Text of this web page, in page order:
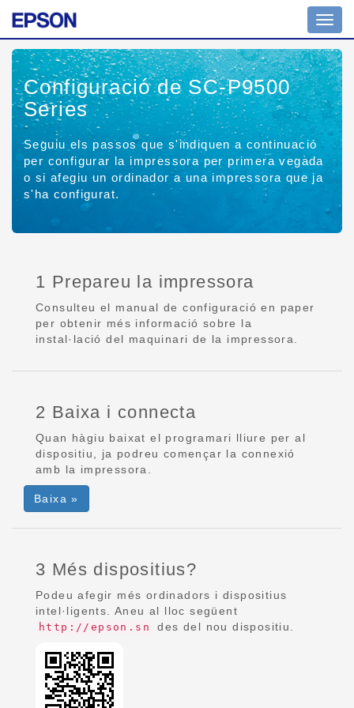
Configuració de SC-P9500
Series
Seguiu els passos que s'indiquen a continuació
per configurar la impressora per primera vegada
o si afegiu un ordinador a una impressora que ja
s'ha configurat.
1 Prepareu la impressora
Consulteu el manual de configuració en paper
per obtenir més informació sobre la
instal·lació del maquinari de la impressora.
2 Baixa i connecta
Quan hàgiu baixat el programari lliure per al
dispositiu, ja podreu començar la connexió
amb la impressora.
Baixa »
3 Més dispositius?
Podeu afegir més ordinadors i dispositius
intel·ligents. Aneu al lloc següent
http://epson.sn des del nou dispositiu.